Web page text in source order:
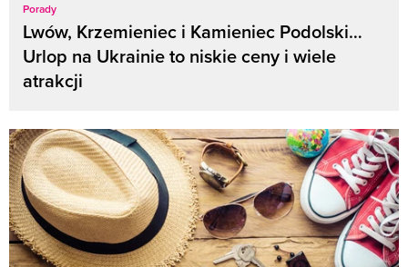
Porady
Lwów, Krzemieniec i Kamieniec Podolski…
Urlop na Ukrainie to niskie ceny i wiele
atrakcji